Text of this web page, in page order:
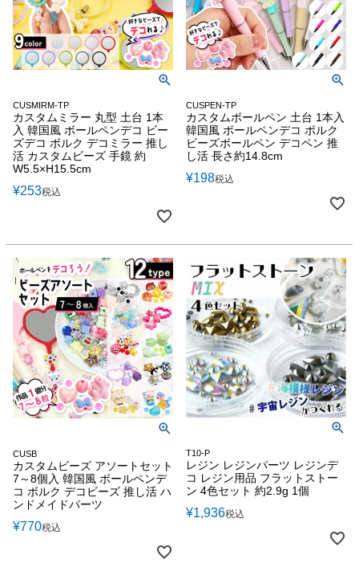
CUSMIRM-TP
カスタムミラー 丸型 土台 1本
入 韓国風 ボールペンデコ ビー
ズデコ ボルク デコミラー 推し
活 カスタムビーズ 手鏡 約
W5.5×H15.5cm
¥253税込
CUSPEN-TP
カスタムボールペン 土台 1本入
韓国風 ボールペンデコ ボルク
ビーズボールペン デコペン 推
し活 長さ約14.8cm
¥198税込
CUSB
カスタムビーズ アソートセット
7～8個入 韓国風 ボールペンデ
コ ボルク デコビーズ 推し活 ハ
ンドメイドパーツ
¥770税込
T10-P
レジン レジンパーツ レジンデ
コ レジン用品 フラットストー
ン 4色セット 約2.9g 1個
¥1,936税込